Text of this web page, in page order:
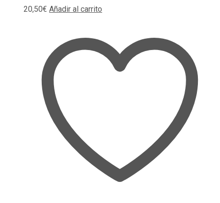
20,50€ Añadir al carrito